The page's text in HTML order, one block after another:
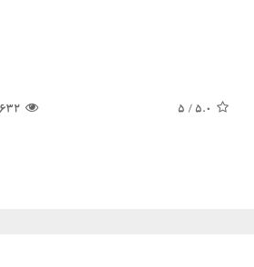
5.0
/ 5